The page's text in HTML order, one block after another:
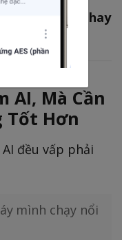
ở đâu và dễ hay
AI, Mà Cần
Tốt Hơn
đều vấp phải
mình chạy nổi